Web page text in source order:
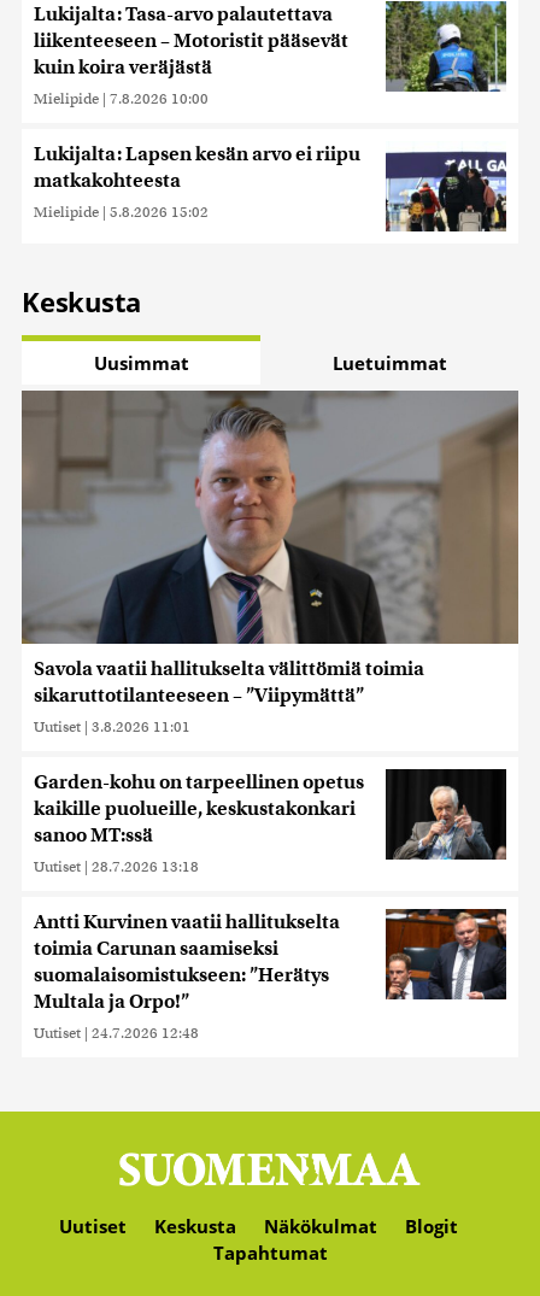
Lukijalta: Tasa-arvo palautettava
liikenteeseen – Motoristit pääsevät
kuin koira veräjästä
Mielipide | 7.8.2026 10:00
Lukijalta: Lapsen kesän arvo ei riipu
matkakohteesta
Mielipide | 5.8.2026 15:02
Keskusta
Uusimmat Luetuimmat
Savola vaatii hallitukselta välittömiä toimia
sikaruttotilanteeseen – ”Viipymättä”
Uutiset | 3.8.2026 11:01
Garden-kohu on tarpeellinen opetus
kaikille puolueille, keskustakonkari
sanoo MT:ssä
Uutiset | 28.7.2026 13:18
Antti Kurvinen vaatii hallitukselta
toimia Carunan saamiseksi
suomalaisomistukseen: ”Herätys
Multala ja Orpo!”
Uutiset | 24.7.2026 12:48
Uutiset Keskusta Näkökulmat
Blogit
Tapahtumat